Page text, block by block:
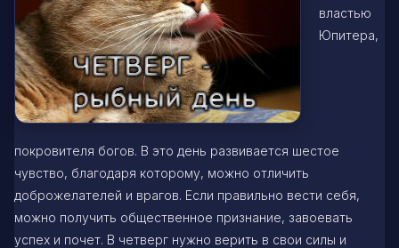
властью
Юпитера,
покровителя богов. В это день развивается шестое
чувство, благодаря которому, можно отличить
доброжелателей и врагов. Если правильно вести себя,
можно получить общественное признание, завоевать
успех и почет. В четверг нужно верить в свои силы и